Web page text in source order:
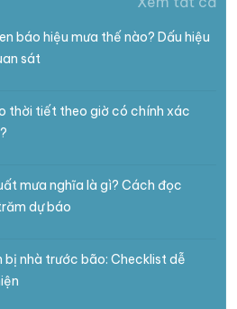
báo hiệu mưa thế nào? Dấu hiệu
sát
thời tiết theo giờ có chính xác
mưa nghĩa là gì? Cách đọc
dự báo
bị nhà trước bão: Checklist dễ